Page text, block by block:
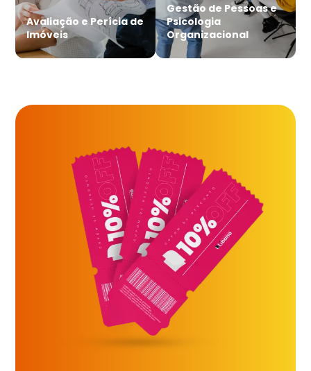
Avaliação e Perícia de
Imóveis
Gestão de Pessoas e
Psicologia
Organizacional